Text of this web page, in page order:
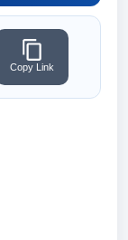
Copy Link